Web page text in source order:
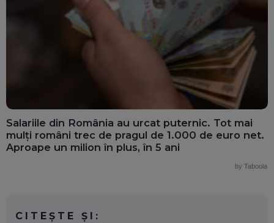
Salariile din România au urcat puternic. Tot mai
mulți români trec de pragul de 1.000 de euro net.
Aproape un milion în plus, în 5 ani
by Taboola
CITEȘTE ȘI: